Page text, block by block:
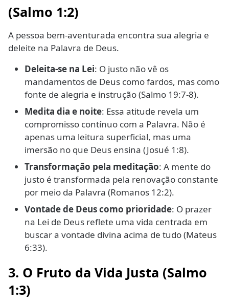
(Salmo 1:2)
A pessoa bem-aventurada encontra sua alegria e
deleite na Palavra de Deus.
Deleita-se na Lei: O justo não vê os
mandamentos de Deus como fardos, mas como
fonte de alegria e instrução (Salmo 19:7-8).
Medita dia e noite: Essa atitude revela um
compromisso contínuo com a Palavra. Não é
apenas uma leitura superficial, mas uma
imersão no que Deus ensina (Josué 1:8).
Transformação pela meditação: A mente do
justo é transformada pela renovação constante
por meio da Palavra (Romanos 12:2).
Vontade de Deus como prioridade: O prazer
na Lei de Deus reflete uma vida centrada em
buscar a vontade divina acima de tudo (Mateus
6:33).
3. O Fruto da Vida Justa (Salmo
1:3)